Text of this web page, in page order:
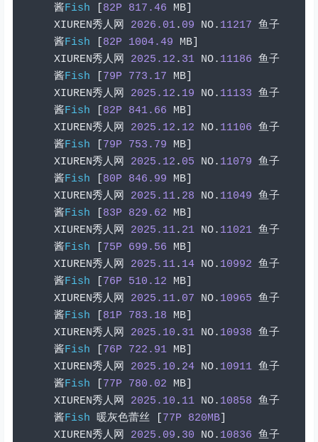
酱Fish 82P 817.46 MB]
XIUREN秀人网 2026.01. 09 NO. 11217 鱼子
酱Fish 82P 1004.49 MB]
XIUREN秀人网 2025.12 . 31 NO. 11186 鱼子
酱Fish 79P 773.17 MB]
XIUREN秀人网 2025.12 . 19 NO. 11133 鱼子
酱Fish 82P 841.66 MB]
XIUREN秀人网 2025.12 . 12 NO. 11106 鱼子
酱Fish 79P 753.79 MB]
XIUREN秀人网 2025.12 . 05 NO. 11079 鱼子
酱Fish 80P 846.99 MB]
XIUREN秀人网 2025.11. 28 NO. 11049 鱼子
酱Fish 83P 829.62 MB]
XIUREN秀人网 2025.11. 21 NO. 11021 鱼子
酱Fish 75P 699.56 MB]
XIUREN秀人网 2025.11. 14 NO. 10992 鱼子
酱Fish 76P 510.12 MB]
XIUREN秀人网 2025.11. 07 NO. 10965 鱼子
酱Fish 81P 783.18 MB]
XIUREN秀人网 2025.10 . 31 NO. 10938 鱼子
酱Fish 76P 722.91 MB]
XIUREN秀人网 2025.10 . 24 NO. 10911 鱼子
酱Fish 77P 780.02 MB]
XIUREN秀人网 2025.10 . 11 NO. 10858 鱼子
酱Fish 暖灰色蕾丝 77P 820MB]
XIUREN秀人网 2025.09 . 30 NO. 10836 鱼子